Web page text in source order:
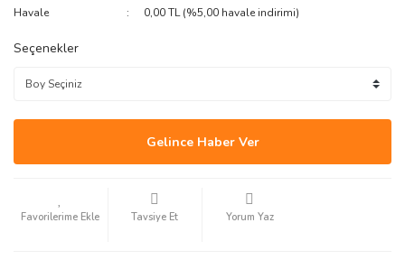
Havale
0,00 TL (%5,00 havale indirimi)
Seçenekler
Gelince Haber Ver
Tavsiye Et Yorum Yaz